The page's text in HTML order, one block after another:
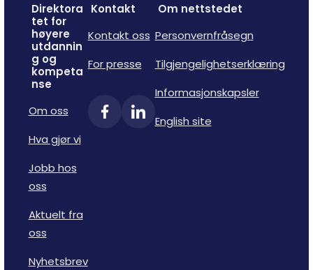
Direktora
tet for
høyere
utdannin
g og
kompeta
nse
Om oss
Hva gjør vi
Jobb hos
oss
Aktuelt fra
oss
Nyhetsbrev
Kontakt
Kontakt oss
For presse
Om nettstedet
Personvernfråsegn
Tilgjengelighetserklæring
Informasjonskapsler
English site